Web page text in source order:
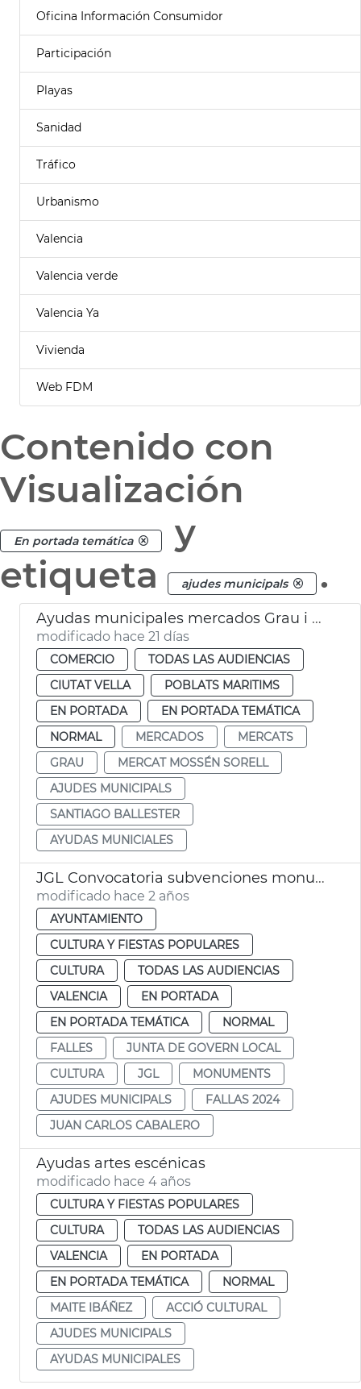
Oficina Información Consumidor
Participación
Playas
Sanidad
Tráfico
Urbanismo
Valencia
Valencia verde
Valencia Ya
Vivienda
Web FDM
Contenido con
Visualización
En portada temática
y
etiqueta
ajudes municipals .
Ayudas municipales mercados Grau i Mossén Sorell València
modificado hace 21 días
COMERCIO
TODAS LAS AUDIENCIAS
CIUTAT VELLA
POBLATS MARITIMS
EN PORTADA
EN PORTADA TEMÁTICA
NORMAL
MERCADOS
MERCATS
GRAU
MERCAT MOSSÉN SORELL
AJUDES MUNICIPALS
SANTIAGO BALLESTER
AYUDAS MUNICIALES
JGL Convocatoria subvenciones monumentos falleros 2024
modificado hace 2 años
AYUNTAMIENTO
CULTURA Y FIESTAS POPULARES
CULTURA
TODAS LAS AUDIENCIAS
VALENCIA
EN PORTADA
EN PORTADA TEMÁTICA
NORMAL
FALLES
JUNTA DE GOVERN LOCAL
CULTURA
JGL
MONUMENTS
AJUDES MUNICIPALS
FALLAS 2024
JUAN CARLOS CABALERO
Ayudas artes escénicas
modificado hace 4 años
CULTURA Y FIESTAS POPULARES
CULTURA
TODAS LAS AUDIENCIAS
VALENCIA
EN PORTADA
EN PORTADA TEMÁTICA
NORMAL
MAITE IBÁÑEZ
ACCIÓ CULTURAL
AJUDES MUNICIPALS
AYUDAS MUNICIPALES